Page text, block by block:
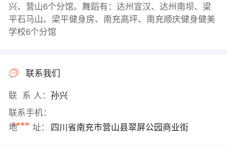
兴、营山6个分馆。舞蹈有：达州宣汉、达州南坝、梁
平石马山、梁平健身房、南充高坪、南充顺庆健身健美
学校6个分馆
联系我们
联 系 人： 孙兴
联系手机：
****
地 址： 四川省南充市营山县翠屏公园商业街